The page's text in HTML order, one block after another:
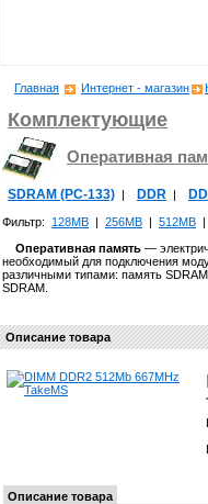
Главная Интернет - магазин
Комплектующие
Оперативная
SDRAM (PC-133) | DDR |
Фильтр: 128MB | 256MB | 512MB |
Оперативная память —
необходимый для подключения
различными типами: память
SDRAM.
Описание товара
Описание товара